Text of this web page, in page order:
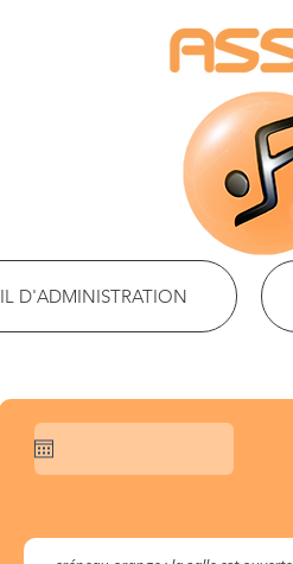
D'ADMINISTRATION